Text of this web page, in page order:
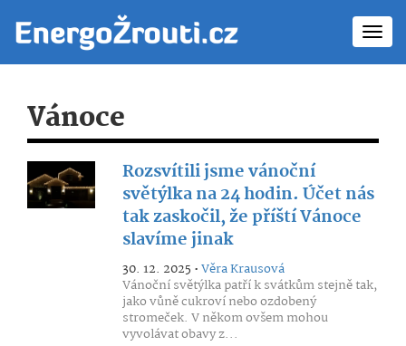
Vánoce
Rozsvítili jsme vánoční
světýlka na 24 hodin. Účet nás
tak zaskočil, že příští Vánoce
slavíme jinak
30. 12. 2025 •Věra Krausová
Vánoční světýlka patří k svátkům stejně tak,
jako vůně cukroví nebo ozdobený
stromeček. V někom ovšem mohou
vyvolávat obavy z...